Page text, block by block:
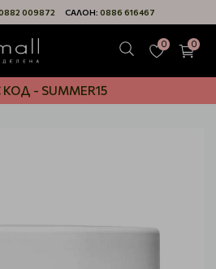
009872 САЛОН: 0886 616467
0 0
КОД - SUMMER15